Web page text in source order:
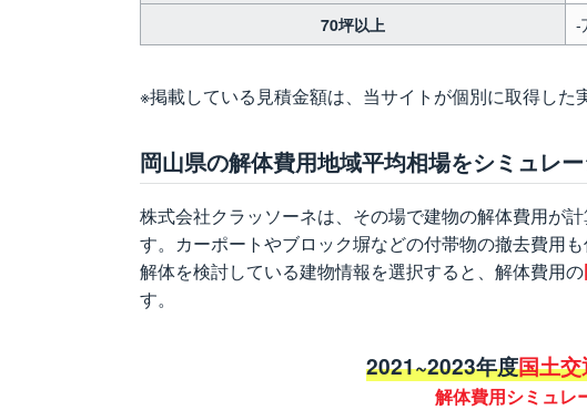
70坪以上
-
※掲載している見積金額は、当サイトが個別に取得した
岡山県の解体費用地域平均相場をシミュレ
株式会社クラッソーネは、その場で建物の解体費用が
す。カーポートやブロック塀などの付帯物の撤去費用も
解体を検討している建物情報を選択すると、解体費用の
す。
2021~2023年度国土
解体費用シミュレ